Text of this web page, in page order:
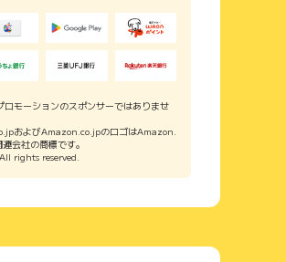
モーションのスポンサーではありませ
およびAmazon.co.jpのロゴはAmazon.
会社の商標です。
rights reserved.